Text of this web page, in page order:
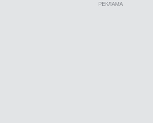
РЕКЛАМА